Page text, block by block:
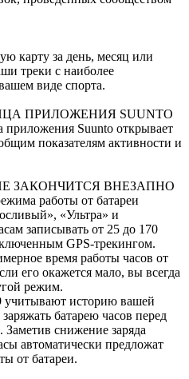
карту за день, месяц или
треки с наиболее
виде спорта.
ПРИЛОЖЕНИЯ SUUNTO
приложения Suunto открывает
показателям активности и
ЗАКОНЧИТСЯ ВНЕЗАПНО
работы от батареи
«Ультра» и
записывать от 25 до 170
GPS-трекингом.
время работы часов от
его окажется мало, вы всегда
режим.
историю вашей
батарею часов перед
снижение заряда
автоматически предложат
от батареи.